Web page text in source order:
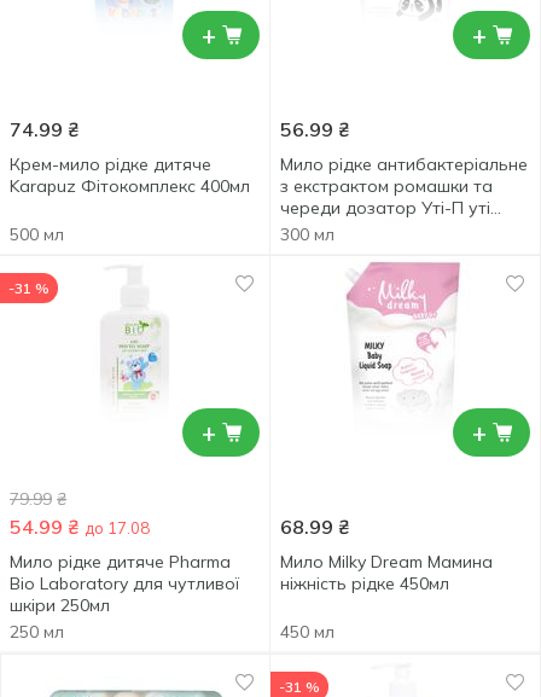
+
74.99 ₴
Крем-мило рідке дитяче
Karapuz Фітокомплекс 400мл
500 мл
+
56.99 ₴
Мило рідке антибактеріальне
з екстрактом ромашки та
череди дозатор Уті-П уті
300мл
300 мл
+
-31 %
79.99 ₴
54.99 ₴ до 17.08
Мило рідке дитяче Pharma
Bio Laboratory для чутливої
шкіри 250мл
250 мл
+
68.99 ₴
Мило Milky Dream Мамина
ніжність рідке 450мл
450 мл
-31 %